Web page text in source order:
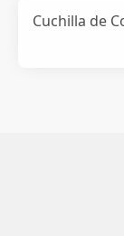
Cuchilla de